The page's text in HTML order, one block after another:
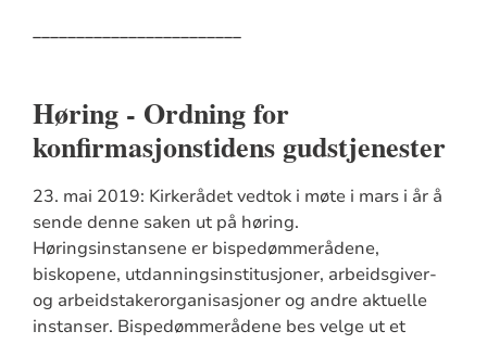
________________________
Høring - Ordning for
konfirmasjonstidens gudstjenester
23. mai 2019: Kirkerådet vedtok i møte i mars i år å
sende denne saken ut på høring.
Høringsinstansene er bispedømmerådene,
biskopene, utdanningsinstitusjoner, arbeidsgiver-
og arbeidstakerorganisasjoner og andre aktuelle
instanser. Bispedømmerådene bes velge ut et